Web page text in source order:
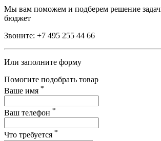
Мы вам поможем и подберем решение
бюджет
Звоните: +7 495 255 44 66
Или заполните форму
Помогите подобрать товар
Ваше имя *
Ваш телефон *
Что требуется *